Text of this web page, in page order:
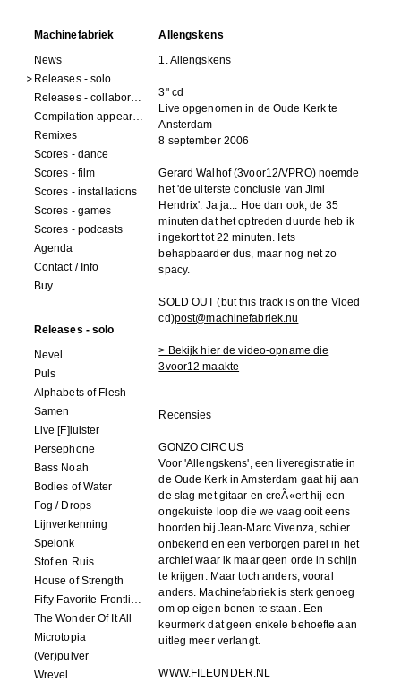
Machinefabriek
News
Releases - solo
Releases - collaborations
Compilation appearances
Remixes
Scores - dance
Scores - film
Scores - installations
Scores - games
Scores - podcasts
Agenda
Contact / Info
Buy
Releases - solo
Nevel
Puls
Alphabets of Flesh
Samen
Live [F]luister
Persephone
Bass Noah
Bodies of Water
Fog / Drops
Lijnverkenning
Spelonk
Stof en Ruis
House of Strength
Fifty Favorite Frontlinie Fragments
The Wonder Of It All
Microtopia
(Ver)pulver
Wrevel
Allengskens
1. Allengskens
3" cd
Live opgenomen in de Oude Kerk te
Ansterdam
8 september 2006
Gerard Walhof (3voor12/VPRO) noemde
het 'de uiterste conclusie van Jimi
Hendrix'. Ja ja... Hoe dan ook, de 35
minuten dat het optreden duurde heb ik
ingekort tot 22 minuten. Iets
behapbaarder dus, maar nog net zo
spacy.
SOLD OUT (but this track is on the Vloed
cd)post@machinefabriek.nu
> Bekijk hier de video-opname die
3voor12 maakte
Recensies
GONZO CIRCUS
Voor 'Allengskens', een liveregistratie in
de Oude Kerk in Amsterdam gaat hij aan
de slag met gitaar en creÃ«ert hij een
ongekuiste loop die we vaag ooit eens
hoorden bij Jean-Marc Vivenza, schier
onbekend en een verborgen parel in het
archief waar ik maar geen orde in schijn
te krijgen. Maar toch anders, vooral
anders. Machinefabriek is sterk genoeg
om op eigen benen te staan. Een
keurmerk dat geen enkele behoefte aan
uitleg meer verlangt.
WWW.FILEUNDER.NL